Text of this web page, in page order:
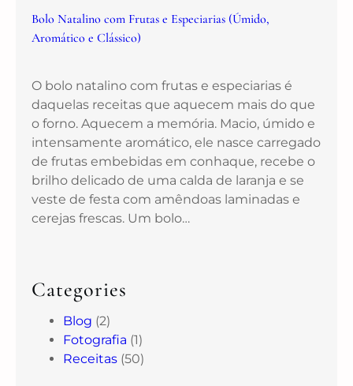
Bolo Natalino com Frutas e Especiarias (Úmido,
Aromático e Clássico)
O bolo natalino com frutas e especiarias é
daquelas receitas que aquecem mais do que
o forno. Aquecem a memória. Macio, úmido e
intensamente aromático, ele nasce carregado
de frutas embebidas em conhaque, recebe o
brilho delicado de uma calda de laranja e se
veste de festa com amêndoas laminadas e
cerejas frescas. Um bolo…
Categories
Blog (2)
Fotografia (1)
Receitas (50)